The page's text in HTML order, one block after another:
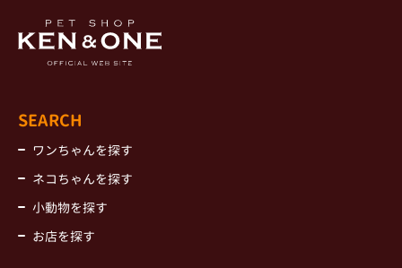
SEARCH
ワンちゃんを探す
ネコちゃんを探す
小動物を探す
お店を探す